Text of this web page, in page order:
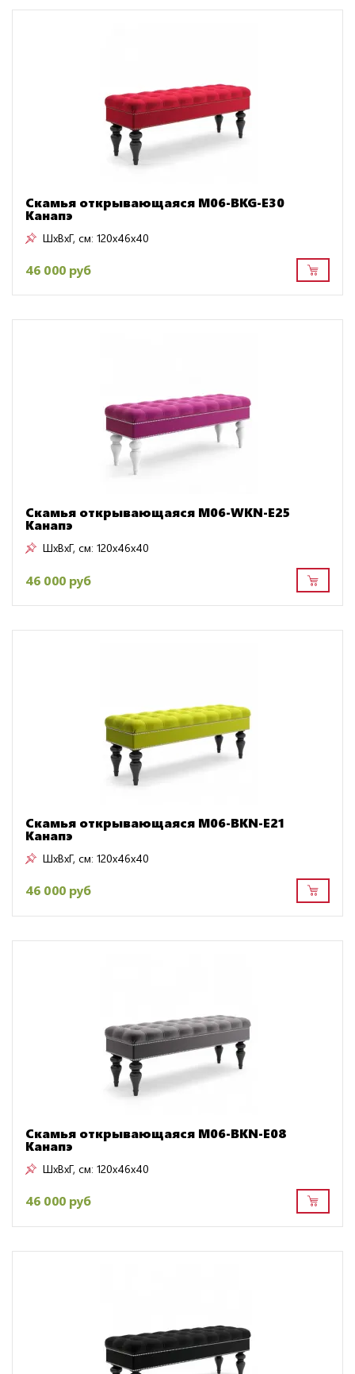
Скамья открывающаяся M06-BKG-E30
Канапэ
ШxВxГ, см: 120x46x40
46 000 руб
Скамья открывающаяся M06-WKN-E25
Канапэ
ШxВxГ, см: 120x46x40
46 000 руб
Скамья открывающаяся M06-BKN-E21
Канапэ
ШxВxГ, см: 120x46x40
46 000 руб
Скамья открывающаяся M06-BKN-E08
Канапэ
ШxВxГ, см: 120x46x40
46 000 руб